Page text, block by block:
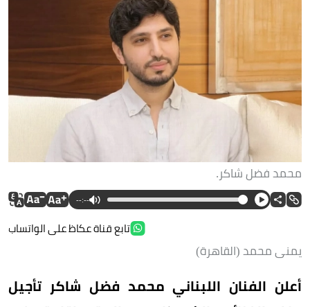
محمد فضل شاكر.
--:--
تابع قناة عكاظ على الواتساب
يمنى محمد (القاهرة)
أعلن الفنان اللبناني محمد فضل شاكر تأجيل